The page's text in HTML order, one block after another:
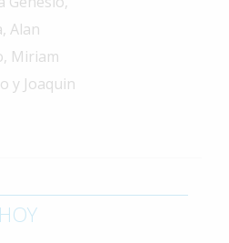
Alan
Miriam
y Joaquin